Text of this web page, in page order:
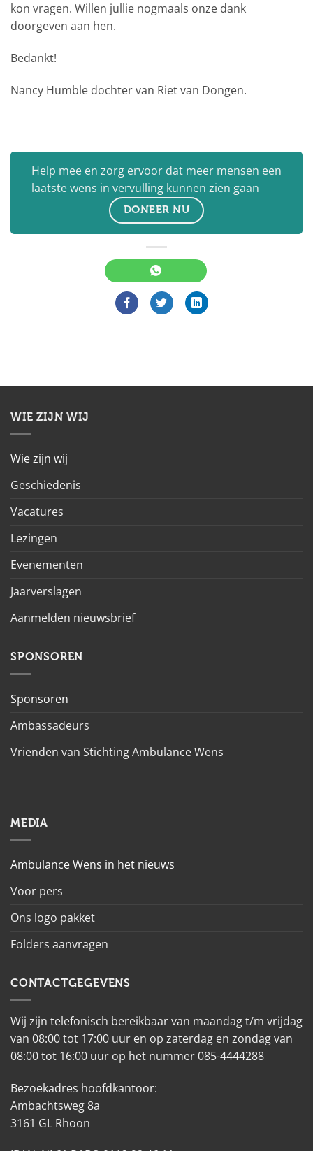
kon vragen. Willen jullie nogmaals onze dank
doorgeven aan hen.
Bedankt!
Nancy Humble dochter van Riet van Dongen.
Help mee en zorg ervoor dat meer mensen een
laatste wens in vervulling kunnen zien gaan
DONEER NU
WIE ZIJN WIJ
Wie zijn wij
Geschiedenis
Vacatures
Lezingen
Evenementen
Jaarverslagen
Aanmelden nieuwsbrief
SPONSOREN
Sponsoren
Ambassadeurs
Vrienden van Stichting Ambulance Wens
MEDIA
Ambulance Wens in het nieuws
Voor pers
Ons logo pakket
Folders aanvragen
CONTACTGEGEVENS
Wij zijn telefonisch bereikbaar van maandag t/m vrijdag
van 08:00 tot 17:00 uur en op zaterdag en zondag van
08:00 tot 16:00 uur op het nummer 085-4444288
Bezoekadres hoofdkantoor:
Ambachtsweg 8a
3161 GL Rhoon